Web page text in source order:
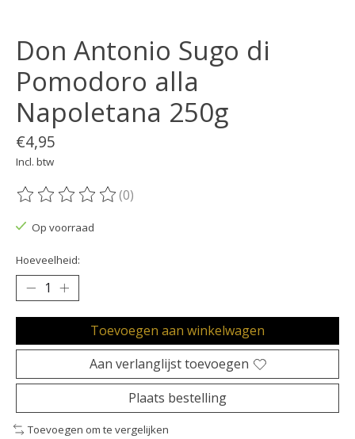
Don Antonio Sugo di
Pomodoro alla
Napoletana 250g
€4,95
Incl. btw
De beoordeling van dit product is
(0)
Op voorraad
Hoeveelheid:
Toevoegen aan winkelwagen
Aan verlanglijst toevoegen
Plaats bestelling
Toevoegen om te vergelijken